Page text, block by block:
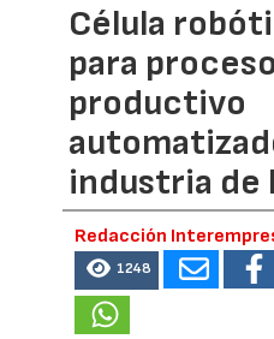
Célula
para proceso
productivo
industria de
Redacción
1248